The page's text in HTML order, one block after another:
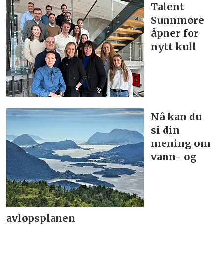
Talent
Sunnmøre
åpner for
nytt kull
Nå kan du
si din
mening om
vann- og
avløpsplanen